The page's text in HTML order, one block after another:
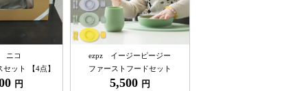
ニコ
ット 【4点】
円
ezpz イージーピージー
ファーストフードセット
5,500 円